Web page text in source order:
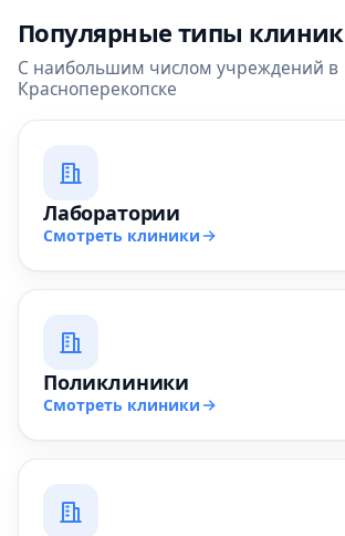
Популярные типы клиник
С наибольшим числом учреждений в
Красноперекопске
Лаборатории
Смотреть клиники
Поликлиники
Смотреть клиники